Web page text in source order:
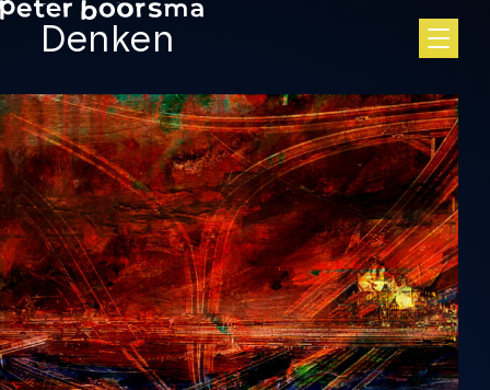
Skip to main content
Denken